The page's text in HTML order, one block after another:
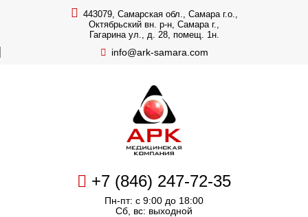
443079, Самарская обл., Самара г.о.,
Октябрьский вн. р-н, Самара г.,
Гагарина ул., д. 28, помещ. 1н.
info@ark-samara.com
+7 (846) 247-72-35
Пн-пт: с 9:00 до 18:00
Сб, вс: выходной